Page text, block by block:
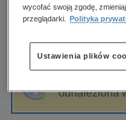
biznesowe,
dzienniki
edukacja
hobby, sport,
komputery,
Sortowanie
odnaleziona
wycofać swoją zgodę,
przeglądarki.
Polityka
Ustawienia plików